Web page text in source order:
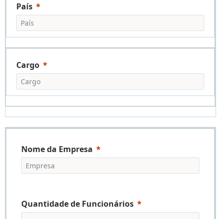
País
Cargo
Nome da Empresa
Quantidade de Funcionários